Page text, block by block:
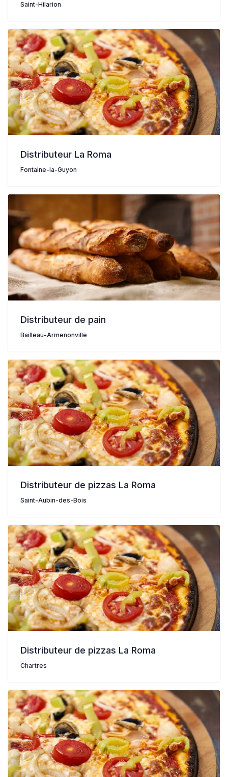
Saint-Hilarion
Distributeur La Roma
Fontaine-la-Guyon
Distributeur de pain
Bailleau-Armenonville
Distributeur de pizzas La Roma
Saint-Aubin-des-Bois
Distributeur de pizzas La Roma
Chartres